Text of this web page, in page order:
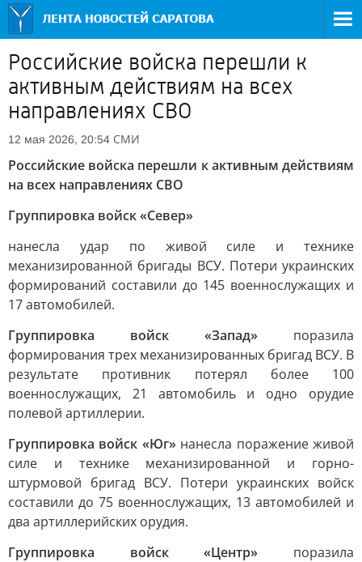
Российские войска перешли к
активным действиям на всех
направлениях СВО
12 мая 2026, 20:54 СМИ
Российские войска перешли к активным действиям
на всех направлениях СВО
Группировка войск «Север»
нанесла удар по живой силе и технике
механизированной бригады ВСУ. Потери украинских
формирований составили до 145 военнослужащих и
17 автомобилей.
Группировка войск «Запад» поразила
формирования трех механизированных бригад ВСУ. В
результате противник потерял более 100
военнослужащих, 21 автомобиль и одно орудие
полевой артиллерии.
Группировка войск «Юг»нанесла поражение живой
силе и технике механизированной и горно-
штурмовой бригад ВСУ. Потери украинских войск
составили до 75 военнослужащих, 13 автомобилей и
два артиллерийских орудия.
Группировка войск «Центр» поразила